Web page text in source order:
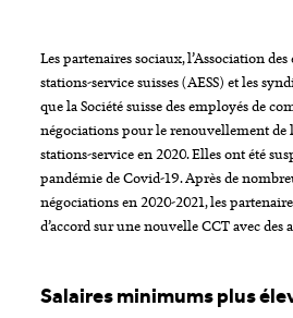
Les partenaires sociaux, l’Association
stations-service suisses (AESS) et les
que la Société suisse des employés de
négociations pour le renouvellement de
stations-service en 2020. Elles ont été
pandémie de Covid-19. Après de
négociations en 2020-2021, les
d’accord sur une nouvelle CCT avec des
Salaires minimums plus